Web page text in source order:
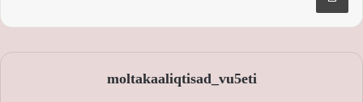
moltakaaliqtisad_vu5eti